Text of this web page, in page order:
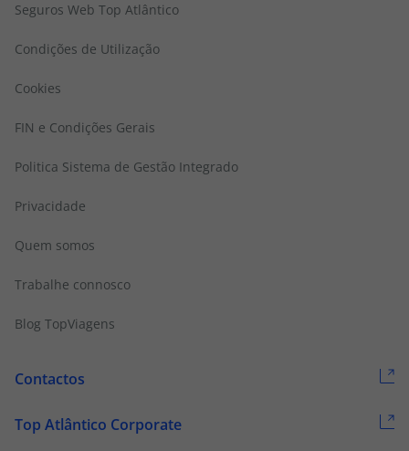
Seguros Web Top Atlântico
Condições de Utilização
Cookies
FIN e Condições Gerais
Politica Sistema de Gestão Integrado
Privacidade
Quem somos
Trabalhe connosco
Blog TopViagens
Contactos
Top Atlântico Corporate